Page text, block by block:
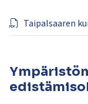
Taipalsaaren